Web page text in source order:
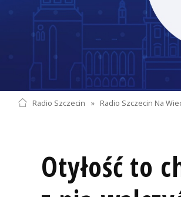
Radio Szczecin » Radio Szczecin Na
Otyłość to